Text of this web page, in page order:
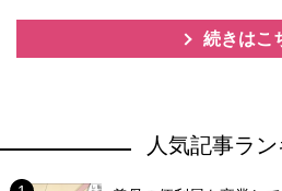
続きはこ
人気記事ラ